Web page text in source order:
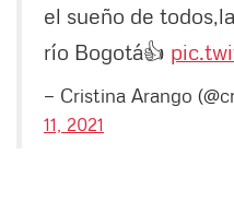
el sueño de
río Bogotá👍
— Cristina Arango
11, 2021